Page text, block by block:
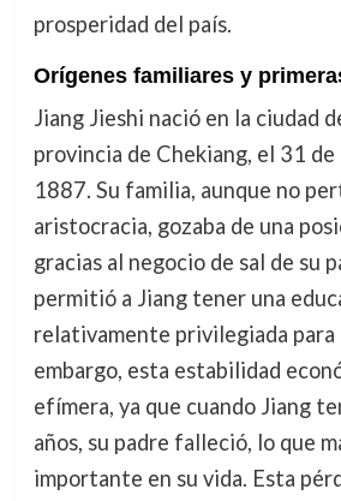
prosperidad del país.
Orígenes familiares y
Jiang Jieshi nació en la ciudad
provincia de Chekiang, el 31
1887. Su familia, aunque no
aristocracia, gozaba de una
gracias al negocio de sal de su
permitió a Jiang tener una
relativamente privilegiada para
embargo, esta estabilidad
efímera, ya que cuando Jiang
años, su padre falleció, lo que
importante en su vida. Esta